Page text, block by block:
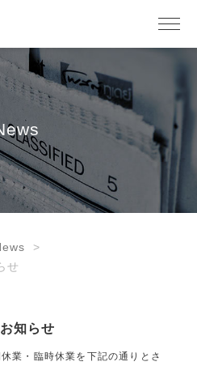
せ
知らせ
業・臨時休業を下記の通りとさ